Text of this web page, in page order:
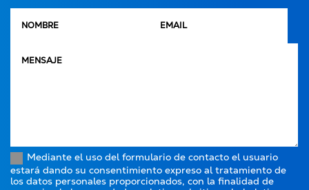
Mediante el uso del formulario de contacto el usuario
estará dando su consentimiento expreso al tratamiento de
los datos personales proporcionados, con la finalidad de